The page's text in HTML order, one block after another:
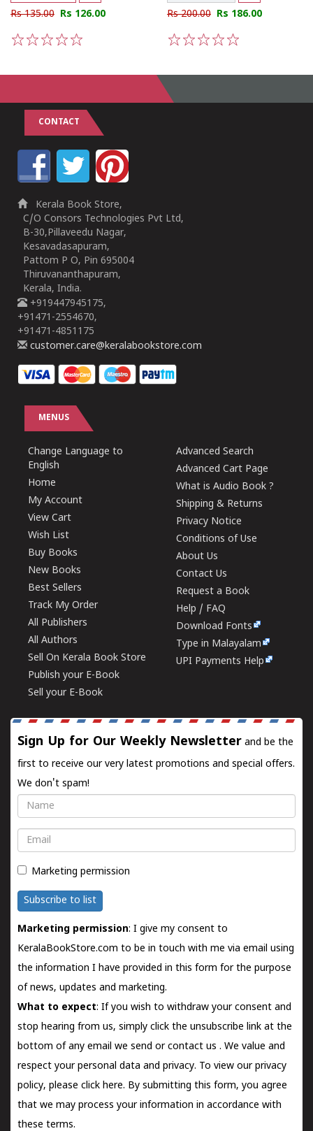
Rs 135.00 Rs 126.00
Rs 200.00 Rs 186.00
CONTACT
Kerala Book Store,
C/O Consors Technologies Pvt Ltd,
B-30,Pillaveedu Nagar,
Kesavadasapuram,
Pattom P O, Pin 695004
Thiruvananthapuram,
Kerala, India.
+919447945175,
+91471-2554670,
+91471-4851175
customer.care@keralabookstore.com
MENUS
Change Language to
English
Home
My Account
View Cart
Wish List
Buy Books
New Books
Best Sellers
Track My Order
All Publishers
All Authors
Sell On Kerala Book Store
Publish your E-Book
Sell your E-Book
Advanced Search
Advanced Cart Page
What is Audio Book ?
Shipping & Returns
Privacy Notice
Conditions of Use
About Us
Contact Us
Request a Book
Help / FAQ
Download Fonts
Type in Malayalam
UPI Payments Help
Sign Up for Our Weekly Newsletter and be the
first to receive our very latest promotions and special offers.
We don't spam!
Name
Email
Marketing permission
Subscribe to list
Marketing permission: I give my consent to
KeralaBookStore.com to be in touch with me via email using
the information I have provided in this form for the purpose
of news, updates and marketing.
What to expect: If you wish to withdraw your consent and
stop hearing from us, simply click the unsubscribe link at the
bottom of any email we send orcontact us . We value and
respect your personal data and privacy. To view our privacy
policy, please click here. By submitting this form, you agree
that we may process your information in accordance with
these terms.